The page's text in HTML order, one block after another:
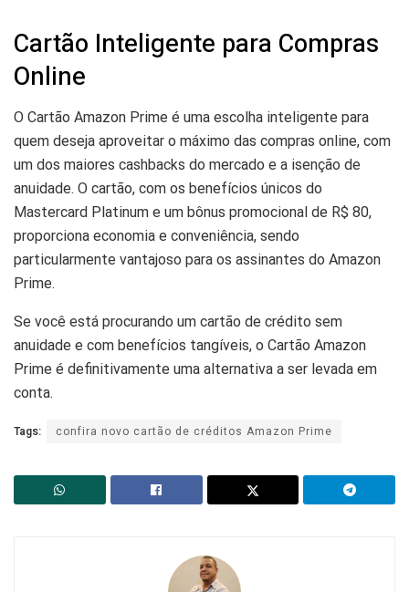
Cartão Inteligente para Compras
Online
O Cartão Amazon Prime é uma escolha inteligente para
quem deseja aproveitar o máximo das compras online, com
um dos maiores cashbacks do mercado e a isenção de
anuidade. O cartão, com os benefícios únicos do
Mastercard Platinum e um bônus promocional de R$ 80,
proporciona economia e conveniência, sendo
particularmente vantajoso para os assinantes do Amazon
Prime.
Se você está procurando um cartão de crédito sem
anuidade e com benefícios tangíveis, o Cartão Amazon
Prime é definitivamente uma alternativa a ser levada em
conta.
Tags: confira novo cartão de créditos Amazon Prime